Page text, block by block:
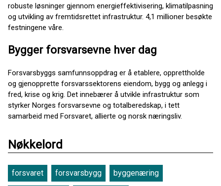
robuste løsninger gjennom energieffektivisering, klimatilpasning
og utvikling av fremtidsrettet infrastruktur. 4,1 millioner besøkte
festningene våre.
Bygger forsvarsevne hver dag
Forsvarsbyggs samfunnsoppdrag er å etablere, opprettholde
og gjenopprette forsvarssektorens eiendom, bygg og anlegg i
fred, krise og krig. Det innebærer å utvikle infrastruktur som
styrker Norges forsvarsevne og totalberedskap, i tett
samarbeid med Forsvaret, allierte og norsk næringsliv.
Nøkkelord
forsvaret forsvarsbygg byggenæring